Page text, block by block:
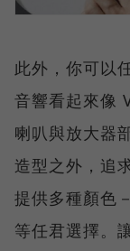
此外，你可以
音響看起來像
喇叭與放大器
造型之外，追
提供多種顏色
等任君選擇。